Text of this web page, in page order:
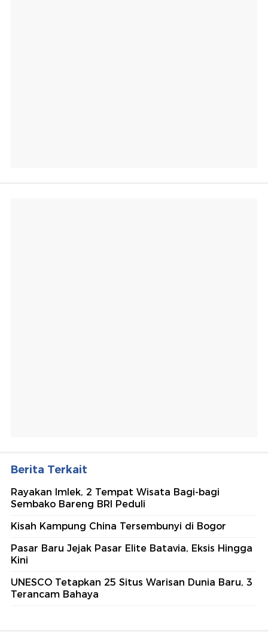
Berita Terkait
Rayakan Imlek, 2 Tempat Wisata Bagi-bagi
Sembako Bareng BRI Peduli
Kisah Kampung China Tersembunyi di Bogor
Pasar Baru Jejak Pasar Elite Batavia, Eksis Hingga
Kini
UNESCO Tetapkan 25 Situs Warisan Dunia Baru, 3
Terancam Bahaya